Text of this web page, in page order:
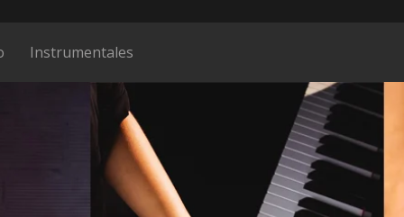
Instrumentales